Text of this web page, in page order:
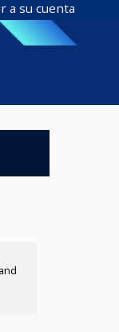
a su cuenta